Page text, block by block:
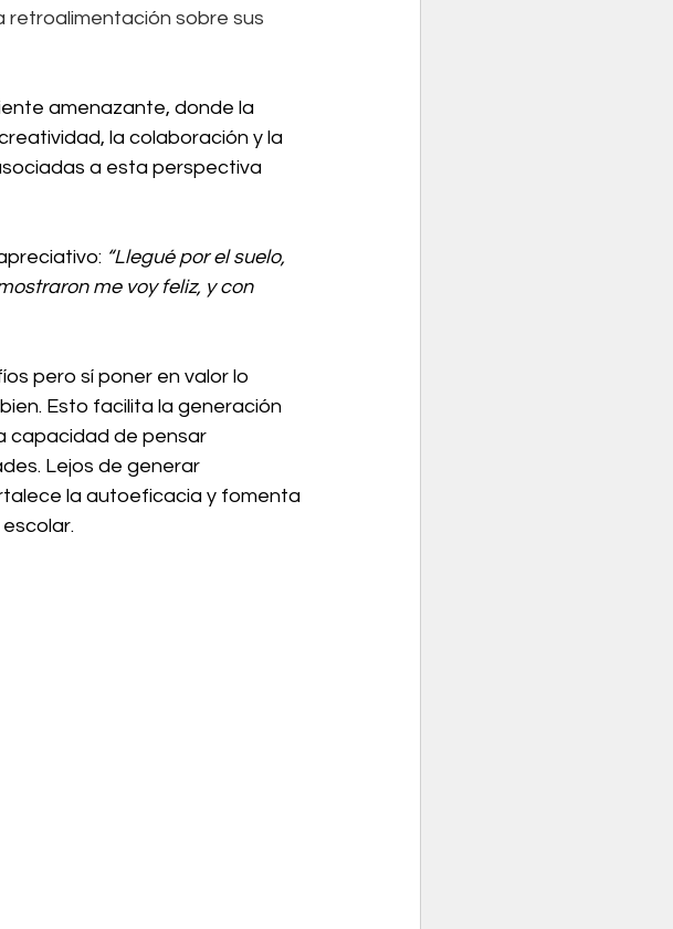
retroalimentación sobre sus
amenazante, donde la
la colaboración y la
a esta perspectiva
“Llegué por el suelo,
me voy feliz, y con
pero sí poner en valor lo
Esto facilita la generación
capacidad de pensar
Lejos de generar
la autoeficacia y fomenta